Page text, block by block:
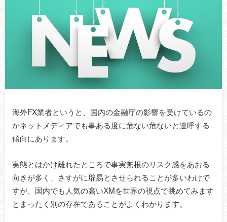
海外FX業者というと、国内の金融庁の影響を受けているの
かネットメディアでも事ある度に危ない危ないと連呼する
傾向にあります。
実態とはかけ離れたところで事実無根のリスク感をあおる
向きが多く、さすがに辟易とさせられることが多いわけで
すが、国内でも人気の高いXMを世界の視点で眺めてみます
とまったく別の存在であることがよくわかります。